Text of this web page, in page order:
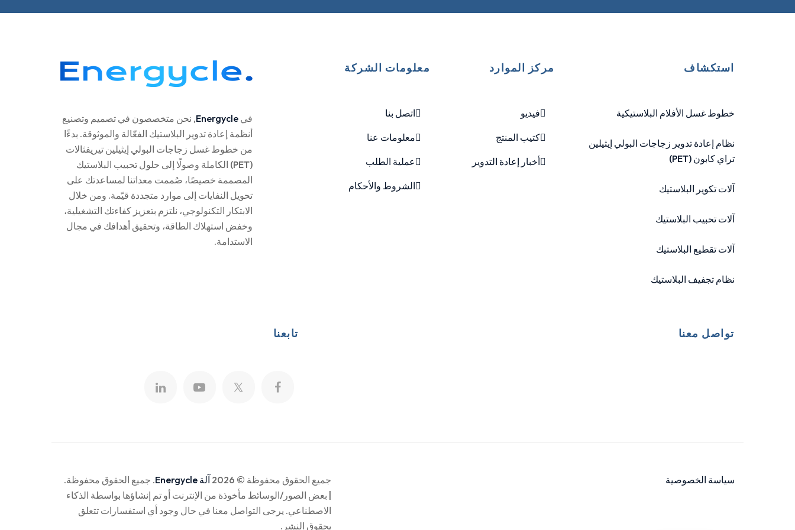
فيEnergycle, نحن متخصصون في تصميم وتصنيع
أنظمة إعادة تدوير البلاستيك الفعّالة والموثوقة. بدءًا
من خطوط غسل زجاجات البولي إيثيلين تيريفثالات
(PET) الكاملة وصولًا إلى حلول تحبيب البلاستيك
المصممة خصيصًا، صُممت معداتنا لمساعدتك على
تحويل النفايات إلى موارد متجددة قيّمة. ومن خلال
الابتكار التكنولوجي، نلتزم بتعزيز كفاءتك التشغيلية،
وخفض استهلاك الطاقة، وتحقيق أهدافك في مجال
الاستدامة.
معلومات الشركة
اتصل بنا
معلومات عنا
عملية الطلب
الشروط والأحكام
مركز الموارد
فيديو
كتيب المنتج
أخبار إعادة التدوير
استكشاف
خطوط غسل الأفلام البلاستيكية
نظام إعادة تدوير زجاجات البولي إيثيلين
تراي كابون (PET)
آلات تكوير البلاستيك
آلات تحبيب البلاستيك
آلات تقطيع البلاستيك
نظام تجفيف البلاستيك
تابعنا تواصل معنا
جميع الحقوق محفوظة © 2026 آلة Energycle
. جميع الحقوق محفوظة.
| بعض الصور/الوسائط مأخوذة من الإنترنت أو تم إنشاؤها بواسطة الذكاء
الاصطناعي. يرجى التواصل معنا في حال وجود أي استفسارات تتعلق
بحقوق النشر.
سياسة الخصوصية